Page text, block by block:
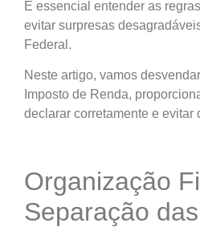
É essencial entender as
evitar surpresas
Federal.
Neste artigo, vamos
Imposto de Renda,
declarar corretamente e evitar
Organização
Separação